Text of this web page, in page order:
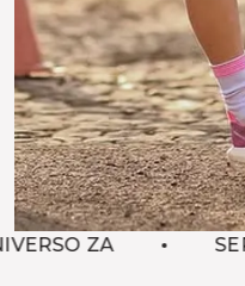
SER ZERO É